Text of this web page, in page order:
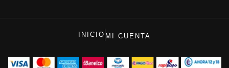
INICIO MI CUENTA